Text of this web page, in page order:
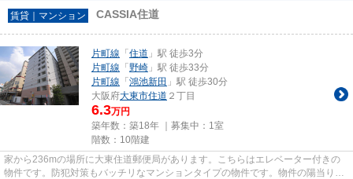
賃貸｜マンション CASSIA住道
片町線 「 住道 」駅 徒歩3分
片町線 「 野崎 」駅 徒歩33分
片町線 「 鴻池新田 」駅 徒歩30分
大阪府大東市住道 ２丁目
6.3万円
築年数：築18年 ｜募集中： 1室
階数：10階建
家から236mの場所に大東住道郵便局があります。こちらはエレベーター付きの
物件です。防犯対策もバッチリなマンションタイプの物件です。物件の陽当りも